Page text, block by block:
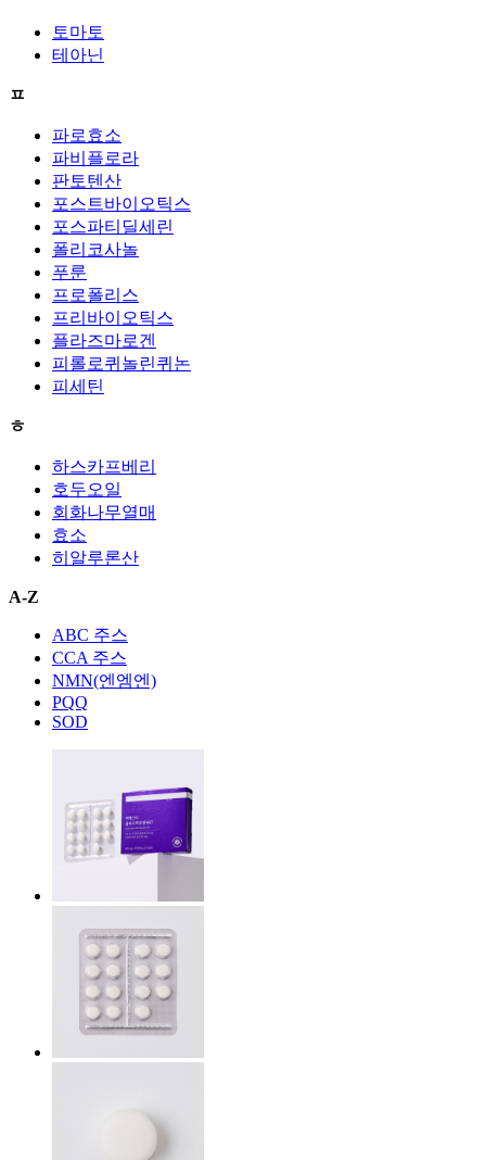
토마토
테아닌
ㅍ
파로효소
파비플로라
판토텐산
포스트바이오틱스
포스파티딜세린
폴리코사놀
푸룬
프로폴리스
프리바이오틱스
플라즈마로겐
피롤로퀴놀린퀴논
피세틴
ㅎ
하스카프베리
호두오일
회화나무열매
효소
히알루론산
A-Z
ABC 주스
CCA 주스
NMN(엔엠엔)
PQQ
SOD